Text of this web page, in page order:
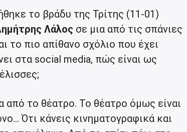
το βράδυ της Τρίτης (11-01)
Λάλος σε μια από τις σπάνιες
το πιο απίθανο σχόλιο που έχει
στα social media, πώς είναι ως
από το θέατρο. Το θέατρο όμως είναι
Ότι κάνεις κινηματογραφικά και